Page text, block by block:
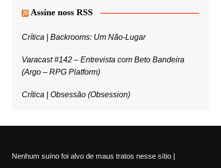
Assine noss RSS
Crítica | Backrooms: Um Não-Lugar
Varacast #142 – Entrevista com Beto Bandeira
(Argo – RPG Platform)
Crítica | Obsessão (Obsession)
Nenhum suíno foi alvo de maus tratos nesse sítio |